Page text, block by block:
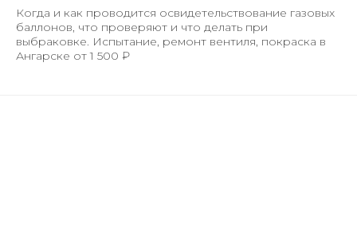
Когда и как проводится освидетельствование газовых
баллонов, что проверяют и что делать при
выбраковке. Испытание, ремонт вентиля, покраска в
Ангарске от 1 500 ₽